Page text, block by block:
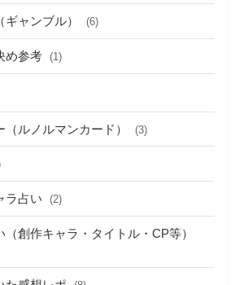
ギャンブル） (6)
め参考 (1)
（ルノルマンカード） (3)
ラ占い (2)
（創作キャラ・タイトル・CP等）